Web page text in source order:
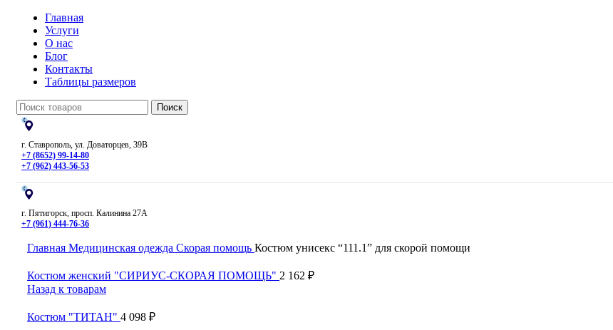
Главная
Услуги
О нас
Блог
Контакты
Таблицы размеров
Поиск
г. Ставрополь, ул. Доваторцев, 39В
+7 (8652) 99-14-80
+7 (962) 443-56-53
г. Пятигорск, просп. Калинина 27А
+7 (961) 444-76-36
Главная Медицинская одежда Скорая помощь Костюм унисекс “111.1” для скорой помощи
Костюм женский "СИРИУС-СКОРАЯ ПОМОЩЬ" 2 162 ₽
Назад к товарам
Костюм "ТИТАН" 4 098 ₽